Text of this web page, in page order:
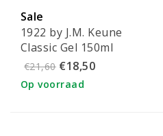
Sale
1922 by J.M. Keune
Classic Gel 150ml
€21,60 €18,50
Op voorraad